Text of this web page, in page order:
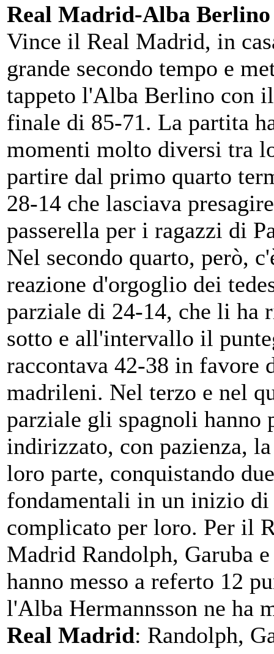
Real Madrid-Alba Berlino
Vince il Real Madrid, in
grande secondo tempo e
tappeto l'Alba Berlino con
finale di 85-71. La partita
momenti molto diversi tra
partire dal primo quarto
28-14 che lasciava
passerella per i ragazzi di
Nel secondo quarto, però,
reazione d'orgoglio dei
parziale di 24-14, che li ha
sotto e all'intervallo il
raccontava 42-38 in favore
madrileni. Nel terzo e nel
parziale gli spagnoli hanno
indirizzato, con pazienza,
loro parte, conquistando
fondamentali in un inizio di
complicato per loro. Per il
Madrid Randolph, Garuba
hanno messo a referto 12
l'Alba Hermannsson ne ha
Real Madrid: Randolph,